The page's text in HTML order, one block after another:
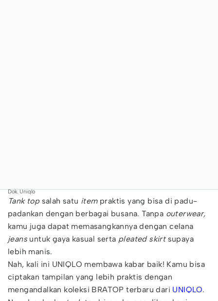
Dok. Uniqlo
Tank top salah satu item praktis yang bisa di padu-
padankan dengan berbagai busana. Tanpa outerwear,
kamu juga dapat memasangkannya dengan celana
jeans untuk gaya kasual serta pleated skirt supaya
lebih manis.
Nah, kali ini UNIQLO membawa kabar baik! Kamu bisa
ciptakan tampilan yang lebih praktis dengan
mengandalkan koleksi BRATOP terbaru dari UNIQLO.